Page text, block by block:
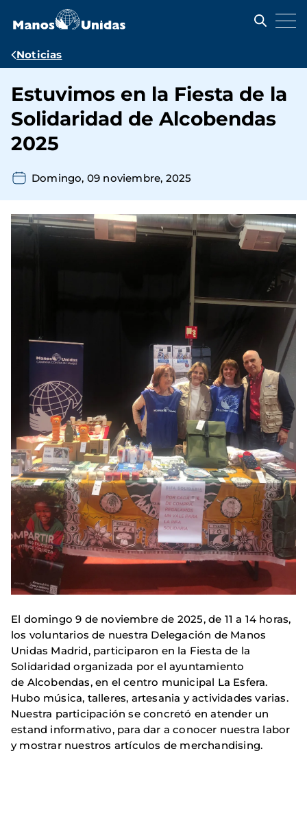
contenido
Ruta
navegación
Noticias
Estuvimos en la Fiesta de la
Solidaridad de Alcobendas
2025
Domingo, 09 noviembre, 2025
El domingo 9 de noviembre de 2025, de 11 a 14 horas,
los voluntarios de nuestra Delegación de Manos
Unidas Madrid, participaron en la Fiesta de la
Solidaridad organizada por el ayuntamiento
de Alcobendas, en el centro municipal La Esfera.
Hubo música, talleres, artesania y actividades varias.
Nuestra participación se concretó en atender un
estand informativo, para dar a conocer nuestra labor
y mostrar nuestros artículos de merchandising.